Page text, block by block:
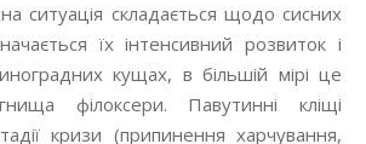
ситуація складається щодо сисних
їх інтенсивний розвиток і
кущах, в більшій мірі це
філоксери. Павутинні кліщі
кризи (припинення харчування,